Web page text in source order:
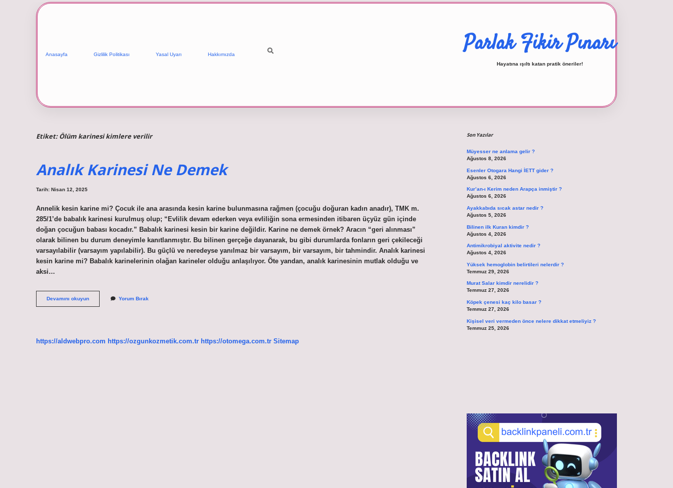
Anasayfa Gizlilik Politikası Yasal Uyarı Hakkımızda Parlak Fikir Pınarı
Hayatına ışıltı katan pratik öneriler!
Etiket:Ölüm karinesi kimlere verilir
Analık Karinesi Ne Demek
Tarih: Nisan 12, 2025
Annelik kesin karine mi? Çocuk ile ana arasında kesin karine bulunmasına rağmen (çocuğu doğuran kadın anadır), TMK m.
285/1’de babalık karinesi kurulmuş olup; “Evlilik devam ederken veya evliliğin sona ermesinden itibaren üçyüz gün içinde
doğan çocuğun babası kocadır.” Babalık karinesi kesin bir karine değildir. Karine ne demek örnek? Aracın “geri alınması”
olarak bilinen bu durum deneyimle kanıtlanmıştır. Bu bilinen gerçeğe dayanarak, bu gibi durumlarda fonların geri çekileceği
varsayılabilir (varsayım yapılabilir). Bu güçlü ve neredeyse yanılmaz bir varsayım, bir varsayım, bir tahmindir. Analık karinesi
kesin karine mi? Babalık karinelerinin olağan karineler olduğu anlaşılıyor. Öte yandan, analık karinesinin mutlak olduğu ve
aksi…
Devamını okuyunAnalık
Karinesi
Yorum Bırak
https://aldwebpro.com https://ozgunkozmetik.com.tr https://otomega.com.tr Sitemap
Son Yazılar
Müyesser ne anlama gelir ?
Ağustos 8, 2026
Esenler Otogara Hangi İETT gider ?
Ağustos 6, 2026
Kur’an-ı Kerim neden Arapça inmiştir ?
Ağustos 6, 2026
Ayakkabıda sıcak astar nedir ?
Ağustos 5, 2026
Bilinen ilk Kuran kimdir ?
Ağustos 4, 2026
Antimikrobiyal aktivite nedir ?
Ağustos 4, 2026
Yüksek hemoglobin belirtileri nelerdir ?
Temmuz 29, 2026
Murat Salar kimdir nerelidir ?
Temmuz 27, 2026
Köpek çenesi kaç kilo basar ?
Temmuz 27, 2026
Kişisel veri vermeden önce nelere dikkat etmeliyiz ?
Temmuz 25, 2026